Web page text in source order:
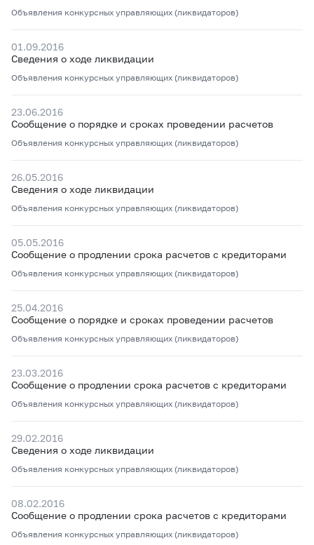
Объявления конкурсных управляющих (ликвидаторов)
01.09.2016
Сведения о ходе ликвидации
Объявления конкурсных управляющих (ликвидаторов)
23.06.2016
Сообщение о порядке и сроках проведении расчетов
Объявления конкурсных управляющих (ликвидаторов)
26.05.2016
Сведения о ходе ликвидации
Объявления конкурсных управляющих (ликвидаторов)
05.05.2016
Сообщение о продлении срока расчетов с кредиторами
Объявления конкурсных управляющих (ликвидаторов)
25.04.2016
Сообщение о порядке и сроках проведении расчетов
Объявления конкурсных управляющих (ликвидаторов)
23.03.2016
Сообщение о продлении срока расчетов с кредиторами
Объявления конкурсных управляющих (ликвидаторов)
29.02.2016
Сведения о ходе ликвидации
Объявления конкурсных управляющих (ликвидаторов)
08.02.2016
Сообщение о продлении срока расчетов с кредиторами
Объявления конкурсных управляющих (ликвидаторов)